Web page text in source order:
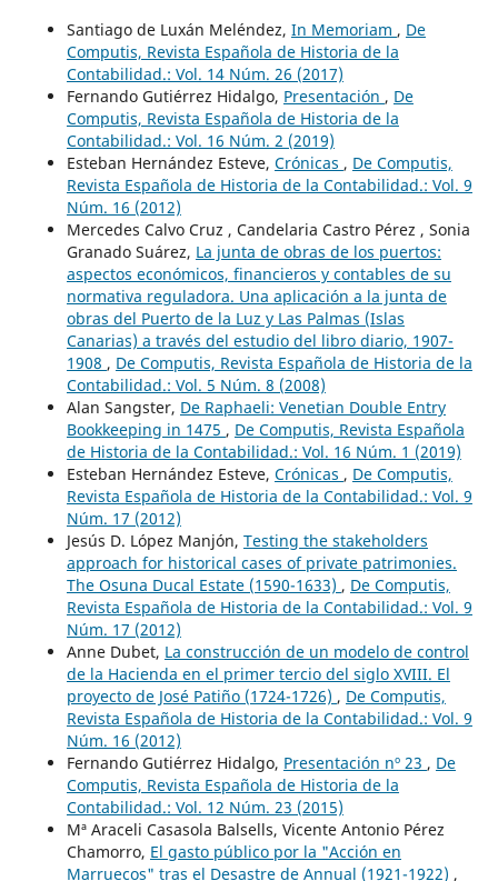
Santiago de Luxán Meléndez, In Memoriam , De
Computis, Revista Española de Historia de la
Contabilidad.: Vol. 14 Núm. 26 (2017)
Fernando Gutiérrez Hidalgo, Presentación , De
Computis, Revista Española de Historia de la
Contabilidad.: Vol. 16 Núm. 2 (2019)
Esteban Hernández Esteve, Crónicas , De Computis,
Revista Española de Historia de la Contabilidad.: Vol. 9
Núm. 16 (2012)
Mercedes Calvo Cruz , Candelaria Castro Pérez , Sonia
Granado Suárez, La junta de obras de los puertos:
aspectos económicos, financieros y contables de su
normativa reguladora. Una aplicación a la junta de
obras del Puerto de la Luz y Las Palmas (Islas
Canarias) a través del estudio del libro diario, 1907-
1908 , De Computis, Revista Española de Historia de la
Contabilidad.: Vol. 5 Núm. 8 (2008)
Alan Sangster, De Raphaeli: Venetian Double Entry
Bookkeeping in 1475 , De Computis, Revista Española
de Historia de la Contabilidad.: Vol. 16 Núm. 1 (2019)
Esteban Hernández Esteve, Crónicas , De Computis,
Revista Española de Historia de la Contabilidad.: Vol. 9
Núm. 17 (2012)
Jesús D. López Manjón, Testing the stakeholders
approach for historical cases of private patrimonies.
The Osuna Ducal Estate (1590-1633) , De Computis,
Revista Española de Historia de la Contabilidad.: Vol. 9
Núm. 17 (2012)
Anne Dubet, La construcción de un modelo de control
de la Hacienda en el primer tercio del siglo XVIII. El
proyecto de José Patiño (1724-1726) , De Computis,
Revista Española de Historia de la Contabilidad.: Vol. 9
Núm. 16 (2012)
Fernando Gutiérrez Hidalgo, Presentación nº 23 , De
Computis, Revista Española de Historia de la
Contabilidad.: Vol. 12 Núm. 23 (2015)
Mª Araceli Casasola Balsells, Vicente Antonio Pérez
Chamorro, El gasto público por la "Acción en
Marruecos" tras el Desastre de Annual (1921-1922) ,